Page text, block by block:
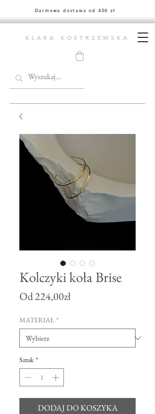
KLARA KOSTRZEWSKA
Darmowa dostawa od 400 zł
Kolczyki koła Brise
Od224,00złCena
MATERIAŁ *
Sztuk *
DODAJ DO KOSZYKA